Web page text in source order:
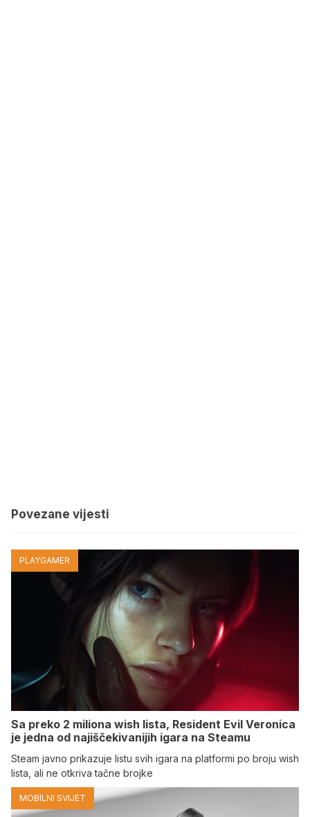
Povezane vijesti
PLAYGAMER
Sa preko 2 miliona wish lista, Resident Evil Veronica
je jedna od najiščekivanijih igara na Steamu
Steam javno prikazuje listu svih igara na platformi po broju wish
lista, ali ne otkriva tačne brojke
MOBILNI SVIJET